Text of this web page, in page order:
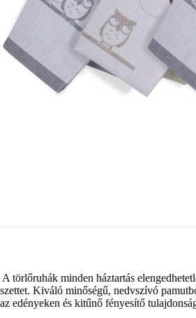
A törlőruhák minden háztartás
szettet. Kiváló minőségű, nedvszívó
az edényeken és kitűnő fényesítő